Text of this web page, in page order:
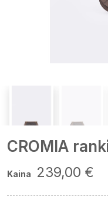
CROMIA
Kaina 239,00 €